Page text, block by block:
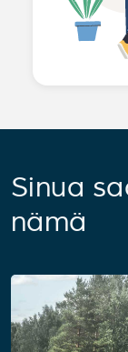
Sinua
nämä